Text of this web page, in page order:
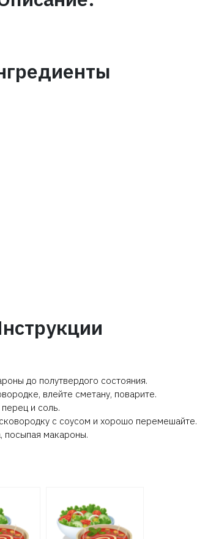
до полутвердого состояния.
влейте сметану, поварите.
и соль.
с соусом и хорошо перемешайте.
посыпая макароны.